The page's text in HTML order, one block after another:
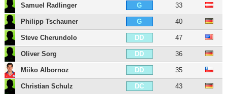
Samuel Radlinger
G 33
Philipp Tschauner G 40
Steve Cherundolo DD 47
Oliver Sorg DD 36
Miiko Albornoz DD 35
Christian Schulz DC 43